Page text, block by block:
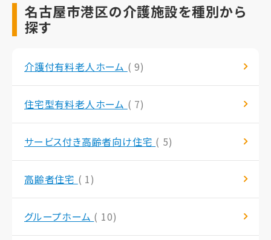
名古屋市港区の介護施設を種別から
探す
介護付有料老人ホーム ( 9)
住宅型有料老人ホーム ( 7)
サービス付き高齢者向け住宅 ( 5)
高齢者住宅 ( 1)
グループホーム ( 10)